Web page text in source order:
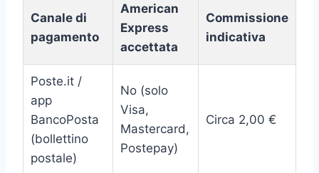
Canale di
pagamento
American
Express
accettata
Commissione
indicativa
Poste.it /
app
BancoPosta
(bollettino
postale)
No (solo
Visa,
Mastercard,
Postepay)
Circa 2,00 €